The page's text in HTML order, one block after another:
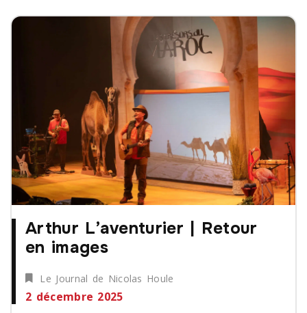
Arthur L’aventurier | Retour
en images
Le Journal de Nicolas Houle
2 décembre 2025